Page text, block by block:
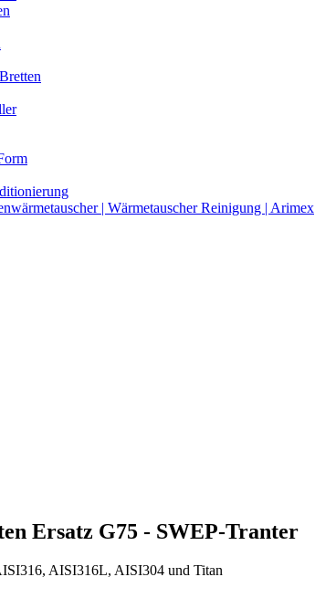
| Wärmetauscher Reinigung | Arimex
Ersatz G75 - SWEP-Tranter
AISI316L, AISI304 und Titan